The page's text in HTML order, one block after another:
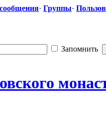
· Группы·
Запомнить